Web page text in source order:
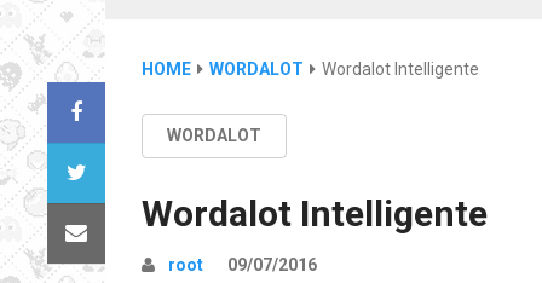
HOME WORDALOT Wordalot Intelligente
WORDALOT
Wordalot Intelligente
root 09/07/2016